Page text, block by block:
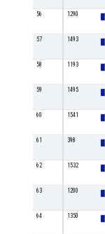
56 1290
57 1493
58 1193
59 1495
60 1541
61 398
62 1532
63 1200
64 1350